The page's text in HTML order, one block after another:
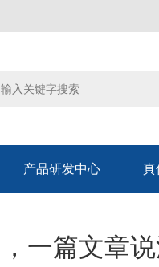
产品研发中心 真
一篇文章